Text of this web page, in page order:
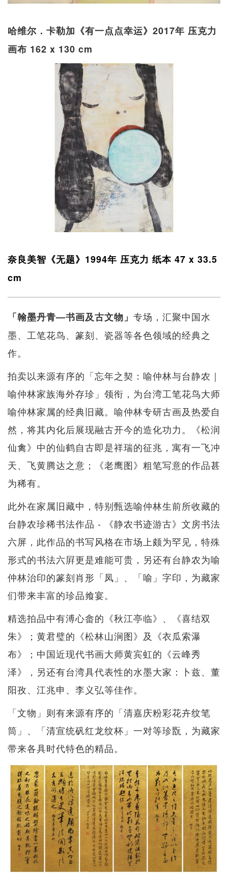
哈维尔．卡勒加《有一点点幸运》2017年 压克力
画布 162 x 130 cm
奈良美智《无题》1994年 压克力 纸本 47 x 33.5
cm
「翰墨丹青—书画及古文物」 专场，汇聚中国水
墨、工笔花鸟、篆刻、瓷器等各色领域的经典之
作。
拍卖以来源有序的「忘年之契：喻仲林与台静农｜
喻仲林家族海外存珍」领衔，为台湾工笔花鸟大师
喻仲林家属的经典旧藏。喻仲林专研古画及热爱自
然，将其内化后展现融古开今的造化功力。《松润
仙禽》中的仙鹤自古即是祥瑞的征兆，寓有一飞冲
天、飞黄腾达之意；《老鹰图》粗笔写意的作品甚
为稀有。
此外在家属旧藏中，特别甄选喻仲林生前所收藏的
台静农珍稀书法作品 - 《静农书迹游古》文房书法
六屏，此作品的书写风格在市场上颇为罕见，特殊
形式的书法六屛更是难能可贵，另还有台静农为喻
仲林治印的篆刻肖形「凤」、「喻」字印，为藏家
们带来丰富的珍品飨宴。
精选拍品中有溥心畲的《秋江亭临》、《喜结双
朱》；黄君璧的《松林山涧图》及《衣瓜索瀑
布》；中国近现代书画大师黄宾虹的《云峰秀
泽》，另还有台湾具代表性的水墨大家：卜兹、董
阳孜、江兆申、李义弘等佳作。
「文物」则有来源有序的「清嘉庆粉彩花卉纹笔
筒」、「清宣统矾红龙纹杯」一对等珍翫，为藏家
带来各具时代特色的精品。